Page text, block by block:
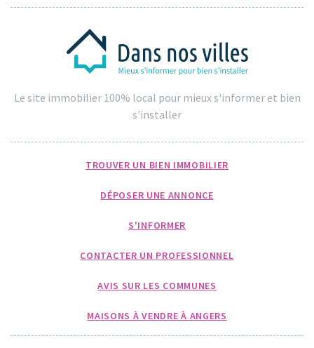
Le site immobilier 100% local pour mieux s'informer et bien
s'installer
TROUVER UN BIEN IMMOBILIER
DÉPOSER UNE ANNONCE
S'INFORMER
CONTACTER UN PROFESSIONNEL
AVIS SUR LES COMMUNES
MAISONS À VENDRE À ANGERS